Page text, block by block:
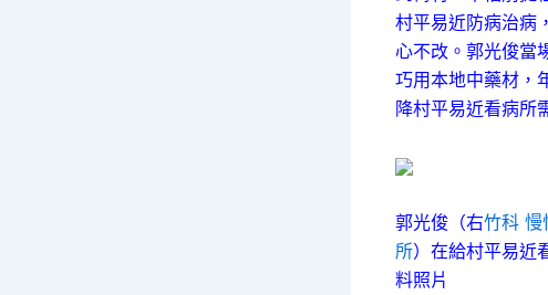
村平易近防病治病
心不改。郭光俊當
巧用本地中藥材，
降村平易近看病所
郭光俊（右竹科 慢
所）在給村平易近
料照片